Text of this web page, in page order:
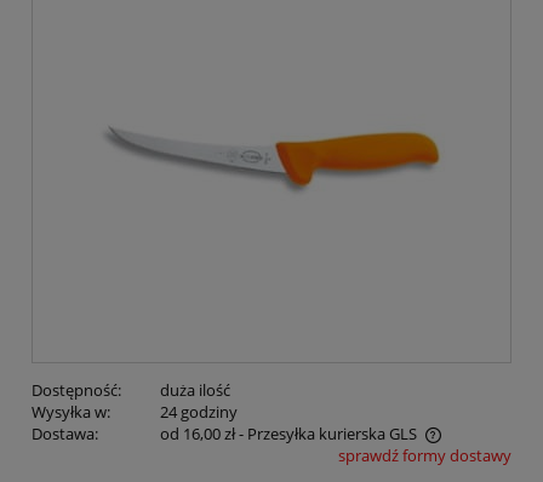
Dostępność:
duża ilość
Wysyłka w:
24 godziny
Dostawa:
od 16,00 zł- Przesyłka kurierska GLS
Cena nie zawiera ewentualnych kosztów płatnościsprawdź formy dostawy